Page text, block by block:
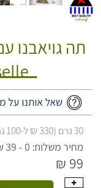
שאל אותנו על
30 גרם (330 ₪ ל-100 גרם)
מחיר משלוח: 0 - 39 ₪
99 ₪